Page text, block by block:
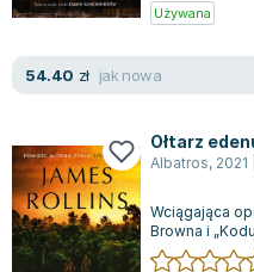
Lorraine Warren
Lucinda Riley
Używana
54.40 zł jak nowa
Ołtarz
Albatros, 2021
Wciągająca
Browna i
Jonesa,